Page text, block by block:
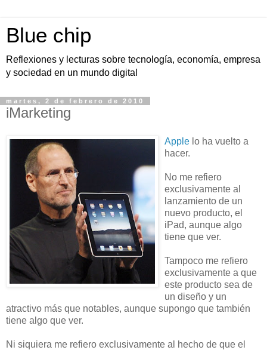
Blue chip
Reflexiones y lecturas sobre tecnología, economía, empresa
y sociedad en un mundo digital
martes, 2 de febrero de 2010
iMarketing
Apple lo ha vuelto a
hacer.
No me refiero
exclusivamente al
lanzamiento de un
nuevo producto, el
iPad, aunque algo
tiene que ver.
Tampoco me refiero
exclusivamente a que
este producto sea de
un diseño y un
atractivo más que notables, aunque supongo que también
tiene algo que ver.
Ni siquiera me refiero exclusivamente al hecho de que el